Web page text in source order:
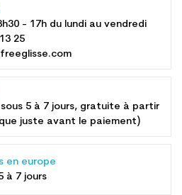
- 17h du lundi au vendredi
25
sous 5 à 7 jours, gratuite à partir
juste avant le paiement)
en europe
à 7 jours